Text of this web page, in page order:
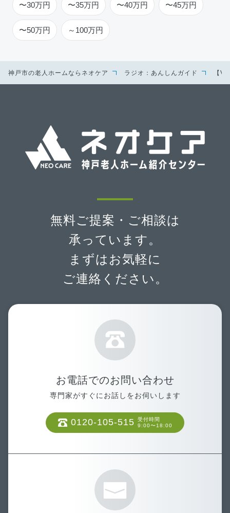
〜30万円 〜35万円 〜40万円 〜45万円
〜50万円 ～100万円
神戸市の老人ホームならネオケア ラジオ：あんしんガイド 【
無料ご提案・ご相談は
承っています。
まずはお気軽に
ご連絡ください。
お電話でのお問い合わせ
専門家がすぐにお話しをお伺いします
0120-105-515
受付時間
9:00〜18:00